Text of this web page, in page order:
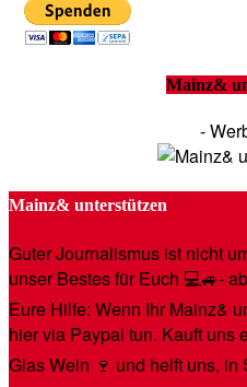
Mainz&
-
Mainz& unterstützen
Guter Journalismus ist nicht
unser Bestes für Euch 💻🚙-
Eure Hilfe: Wenn Ihr Mainz&
hier via Paypal tun. Kauft uns
Glas Wein 🍷 und helft uns,